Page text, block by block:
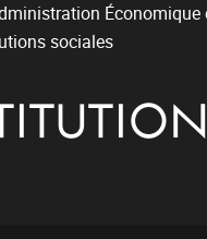
Économique
sociales